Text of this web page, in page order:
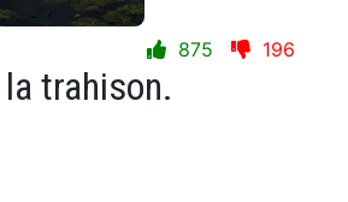
875 196
trahison.